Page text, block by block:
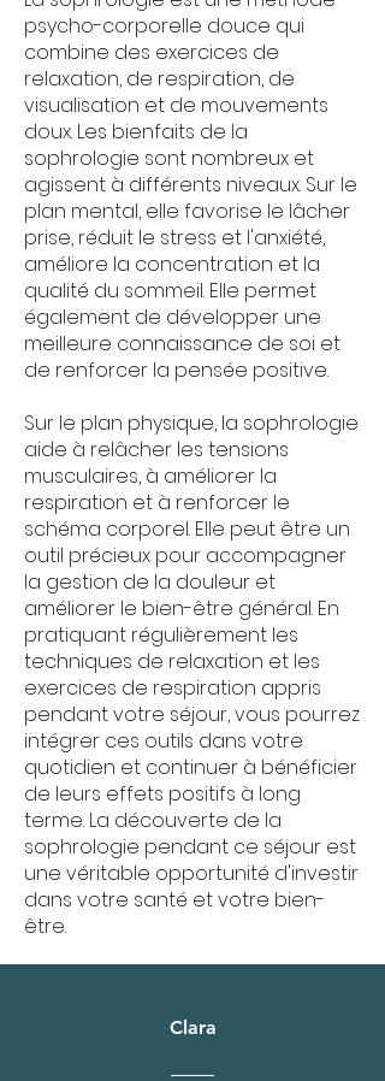
psycho-corporelle douce qui
combine des exercices de
relaxation, de respiration, de
visualisation et de mouvements
doux. Les bienfaits de la
sophrologie sont nombreux et
agissent à différents niveaux. Sur le
plan mental, elle favorise le lâcher
prise, réduit le stress et l'anxiété,
améliore la concentration et la
qualité du sommeil. Elle permet
également de développer une
meilleure connaissance de soi et
de renforcer la pensée positive.
Sur le plan physique, la sophrologie
aide à relâcher les tensions
musculaires, à améliorer la
respiration et à renforcer le
schéma corporel. Elle peut être un
outil précieux pour accompagner
la gestion de la douleur et
améliorer le bien-être général. En
pratiquant régulièrement les
techniques de relaxation et les
exercices de respiration appris
pendant votre séjour, vous pourrez
intégrer ces outils dans votre
quotidien et continuer à bénéficier
de leurs effets positifs à long
terme. La découverte de la
sophrologie pendant ce séjour est
une véritable opportunité d'investir
dans votre santé et votre bien-
être.
Clara